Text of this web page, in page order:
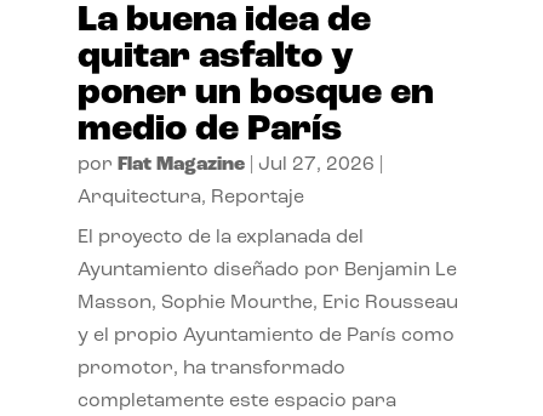
La buena idea de
quitar asfalto y
poner un bosque en
medio de París
por Flat Magazine| Jul 27, 2026
Arquitectura, Reportaje
El proyecto de la explanada del
Ayuntamiento diseñado por Benjamin Le
Masson, Sophie Mourthe, Eric Rousseau
y el propio Ayuntamiento de París como
promotor, ha transformado
completamente este espacio para